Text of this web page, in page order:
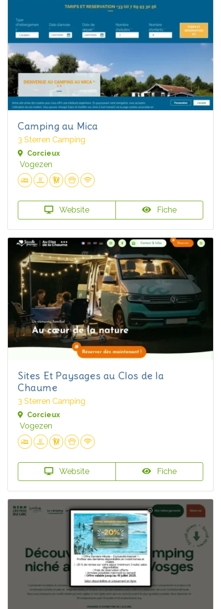
Camping au Mica
3 Sterren Camping
Corcieux
Vogezen
Website Fiche
Sites Et Paysages au Clos de la
Chaume
3 Sterren Camping
Corcieux
Vogezen
Website Fiche